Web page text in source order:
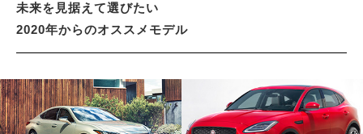
未来を見据えて選びたい
2020年からのオススメモデル
MAGAZINE
サイトマップ